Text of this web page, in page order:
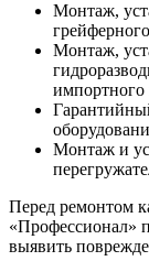
Монтаж,
Монтаж,
импортного
Монтаж и
Перед ремонтом
«Профессионал»
выявить